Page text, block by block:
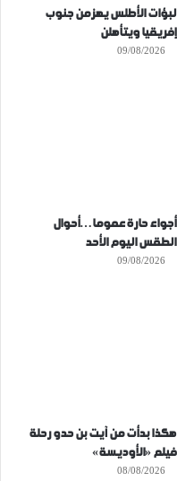
لبؤات الأطلس يهزمن جنوب
إفريقيا ويتأهلن
09/08/2026
أجواء حارة عموما…أحوال
الطقس اليوم الأحد
09/08/2026
هكذا بدأت من آيت بن حدو رحلة
فيلم «الأوديسة»
08/08/2026